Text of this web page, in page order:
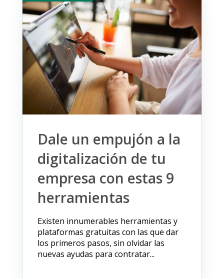
Dale un empujón a la
digitalización de tu
empresa con estas 9
herramientas
Existen innumerables herramientas y
plataformas gratuitas con las que dar
los primeros pasos, sin olvidar las
nuevas ayudas para contratar...